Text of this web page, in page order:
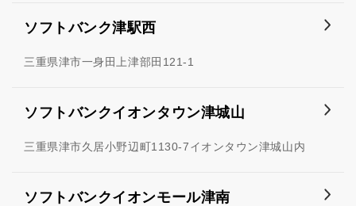
ソフトバンク津駅西
三重県津市一身田上津部田121-1
ソフトバンクイオンタウン津城山
三重県津市久居小野辺町1130-7イオンタウン津城山内
ソフトバンクイオンモール津南